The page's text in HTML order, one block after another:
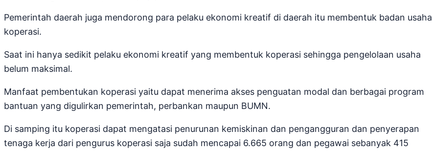
Pemerintah daerah juga mendorong para pelaku ekonomi kreatif di daerah itu membentuk badan usaha
koperasi.
Saat ini hanya sedikit pelaku ekonomi kreatif yang membentuk koperasi sehingga pengelolaan usaha
belum maksimal.
Manfaat pembentukan koperasi yaitu dapat menerima akses penguatan modal dan berbagai program
bantuan yang digulirkan pemerintah, perbankan maupun BUMN.
Di samping itu koperasi dapat mengatasi penurunan kemiskinan dan pengangguran dan penyerapan
tenaga kerja dari pengurus koperasi saja sudah mencapai 6.665 orang dan pegawai sebanyak 415